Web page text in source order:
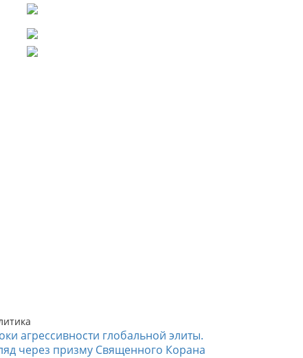
агрессивности глобальной элиты.
через призму Священного Корана